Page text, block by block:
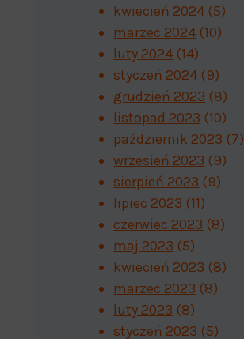
kwiecień 2024 (5)
marzec 2024 (10)
luty 2024 (14)
styczeń 2024 (9)
grudzień 2023 (8)
listopad 2023 (10)
październik 2023 (7)
wrzesień 2023 (9)
sierpień 2023 (9)
lipiec 2023 (11)
czerwiec 2023 (8)
maj 2023 (5)
kwiecień 2023 (8)
marzec 2023 (8)
luty 2023 (8)
styczeń 2023 (5)